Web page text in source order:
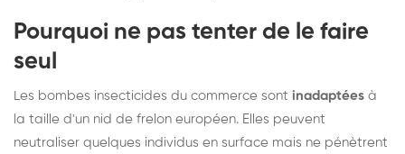
Pourquoi ne pas tenter de le faire
seul
Les bombes insecticides du commerce sont inadaptées à
la taille d'un nid de frelon européen. Elles peuvent
neutraliser quelques individus en surface mais ne pénètrent